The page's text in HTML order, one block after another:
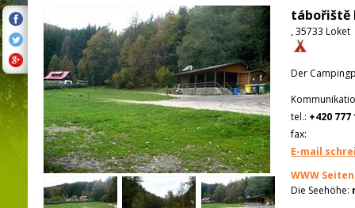
tábořiště
, 35733 Loket
Der
tel.: +420 777
fax:
E-mail
WWW Seiten
Die Seehöhe: